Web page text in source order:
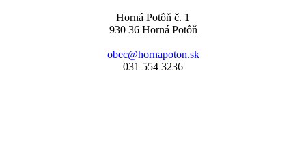
Horná Potôň č. 1
930 36 Horná Potôň
obec@hornapoton.sk
031 554 3236